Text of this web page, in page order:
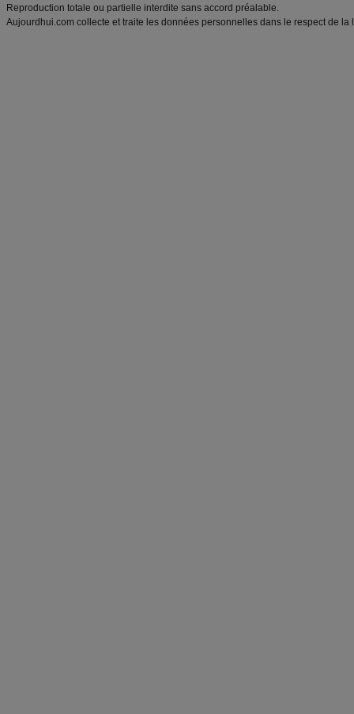
Reproduction totale ou partielle interdite sans accord préalable.
Aujourdhui.com collecte et traite les données personnelles dans le respect de